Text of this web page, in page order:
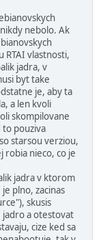
nebolo. Ak
RTAI vlastnosti,
jadra, v
byt take
je, aby ta
a len kvoli
skompilovane
to pouziva
starsou verziou,
robia nieco, co je
jadra v ktorom
plno, zacinas
skusis
a otestovat
cize ked sa